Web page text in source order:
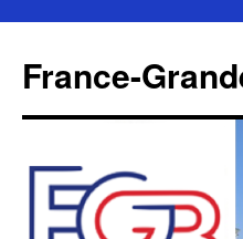
contenu
France-